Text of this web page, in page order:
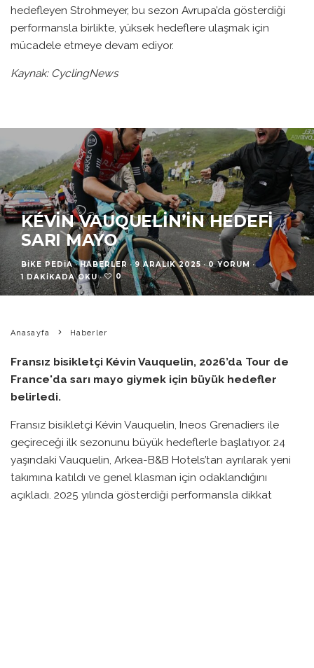
hedefleyen Strohmeyer, bu sezon Avrupa’da gösterdiği
performansla birlikte, yüksek hedeflere ulaşmak için
mücadele etmeye devam ediyor.
Kaynak: CyclingNews
KÉVIN VAUQUELIN’IN HEDEFI
SARI MAYO
BIKE PEDIA · HABERLER · 9 ARALIK 2025 · 0 YORUM ·
1 DAKIKADA OKU · 0
Anasayfa Haberler
Fransız bisikletçi Kévin Vauquelin, 2026’da Tour de
France'da sarı mayo giymek için büyük hedefler
belirledi.
Fransız bisikletçi Kévin Vauquelin, Ineos Grenadiers ile
geçireceği ilk sezonunu büyük hedeflerle başlatıyor. 24
yaşındaki Vauquelin, Arkea-B&B Hotels’tan ayrılarak yeni
takımına katıldı ve genel klasman için odaklandığını
açıkladı. 2025 yılında gösterdiği performansla dikkat